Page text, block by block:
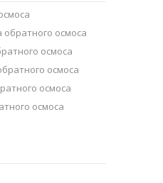
осмоса
осмоса
осмоса
осмоса
осмоса